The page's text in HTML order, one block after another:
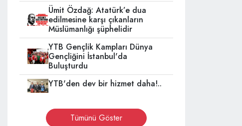
Ümit Özdağ: Atatürk’e dua
edilmesine karşı çıkanların
Müslümanlığı şüphelidir
YTB Gençlik Kampları Dünya
Gençliğini İstanbul'da
Buluşturdu
YTB'den dev bir hizmet daha!..
Tümünü Göster